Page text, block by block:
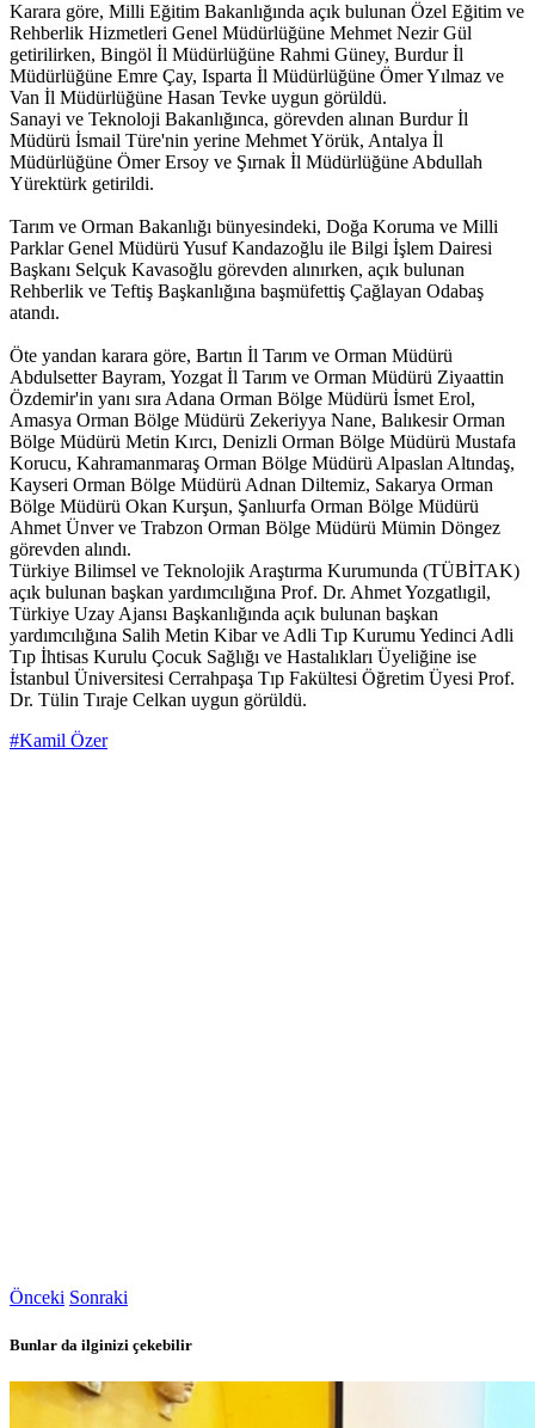
Karara göre, Milli Eğitim Bakanlığında açık bulunan Özel Eğitim ve
Rehberlik Hizmetleri Genel Müdürlüğüne Mehmet Nezir Gül
getirilirken, Bingöl İl Müdürlüğüne Rahmi Güney, Burdur İl
Müdürlüğüne Emre Çay, Isparta İl Müdürlüğüne Ömer Yılmaz ve
Van İl Müdürlüğüne Hasan Tevke uygun görüldü.
Sanayi ve Teknoloji Bakanlığınca, görevden alınan Burdur İl
Müdürü İsmail Türe'nin yerine Mehmet Yörük, Antalya İl
Müdürlüğüne Ömer Ersoy ve Şırnak İl Müdürlüğüne Abdullah
Yürektürk getirildi.
Tarım ve Orman Bakanlığı bünyesindeki, Doğa Koruma ve Milli
Parklar Genel Müdürü Yusuf Kandazoğlu ile Bilgi İşlem Dairesi
Başkanı Selçuk Kavasoğlu görevden alınırken, açık bulunan
Rehberlik ve Teftiş Başkanlığına başmüfettiş Çağlayan Odabaş
atandı.
Öte yandan karara göre, Bartın İl Tarım ve Orman Müdürü
Abdulsetter Bayram, Yozgat İl Tarım ve Orman Müdürü Ziyaattin
Özdemir'in yanı sıra Adana Orman Bölge Müdürü İsmet Erol,
Amasya Orman Bölge Müdürü Zekeriyya Nane, Balıkesir Orman
Bölge Müdürü Metin Kırcı, Denizli Orman Bölge Müdürü Mustafa
Korucu, Kahramanmaraş Orman Bölge Müdürü Alpaslan Altındaş,
Kayseri Orman Bölge Müdürü Adnan Diltemiz, Sakarya Orman
Bölge Müdürü Okan Kurşun, Şanlıurfa Orman Bölge Müdürü
Ahmet Ünver ve Trabzon Orman Bölge Müdürü Mümin Döngez
görevden alındı.
Türkiye Bilimsel ve Teknolojik Araştırma Kurumunda (TÜBİTAK)
açık bulunan başkan yardımcılığına Prof. Dr. Ahmet Yozgatlıgil,
Türkiye Uzay Ajansı Başkanlığında açık bulunan başkan
yardımcılığına Salih Metin Kibar ve Adli Tıp Kurumu Yedinci Adli
Tıp İhtisas Kurulu Çocuk Sağlığı ve Hastalıkları Üyeliğine ise
İstanbul Üniversitesi Cerrahpaşa Tıp Fakültesi Öğretim Üyesi Prof.
Dr. Tülin Tıraje Celkan uygun görüldü.
#Kamil Özer
Önceki Sonraki
Bunlar da ilginizi çekebilir